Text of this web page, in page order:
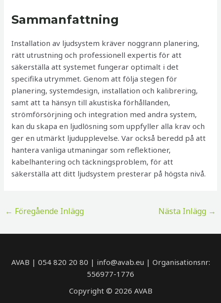
Sammanfattning
Installation av ljudsystem kräver noggrann planering,
rätt utrustning och professionell expertis för att
säkerställa att systemet fungerar optimalt i det
specifika utrymmet. Genom att följa stegen för
planering, systemdesign, installation och kalibrering,
samt att ta hänsyn till akustiska förhållanden,
strömförsörjning och integration med andra system,
kan du skapa en ljudlösning som uppfyller alla krav och
ger en utmärkt ljudupplevelse. Var också beredd på att
hantera vanliga utmaningar som reflektioner,
kabelhantering och täckningsproblem, för att
säkerställa att ditt ljudsystem presterar på högsta nivå.
Inläggsnavigering
← Föregående Inlägg Nästa Inlägg →
AVAB | 054 820 20 80 | info@avab.eu | Organisationsnr:
556977-1776
Copyright © 2026 AVAB